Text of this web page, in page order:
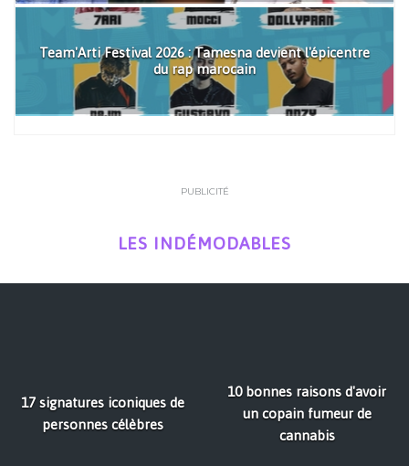
Team'Arti Festival 2026 : Tamesna devient l'épicentre
du rap marocain
PUBLICITÉ
LES INDÉMODABLES
17 signatures iconiques de
personnes célèbres
10 bonnes raisons d'avoir
un copain fumeur de
cannabis